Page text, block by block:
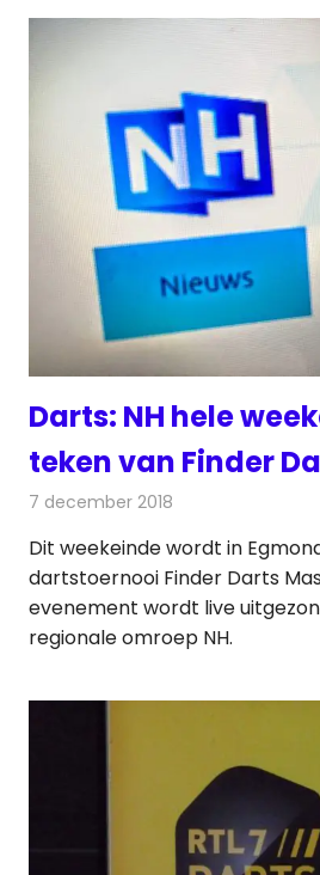
Darts: NH hele
teken van Finder
7 december 2018
Dit weekeinde wordt in
dartstoernooi Finder Darts
evenement wordt live
regionale omroep NH.